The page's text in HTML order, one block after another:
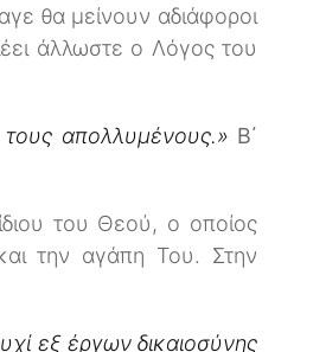
θα μείνουν αδιάφοροι
άλλωστε ο Λόγος του
τους απολλυμένους.» Β΄
του Θεού, ο οποίος
την αγάπη Του. Στην
εξ έργων δικαιοσύνης